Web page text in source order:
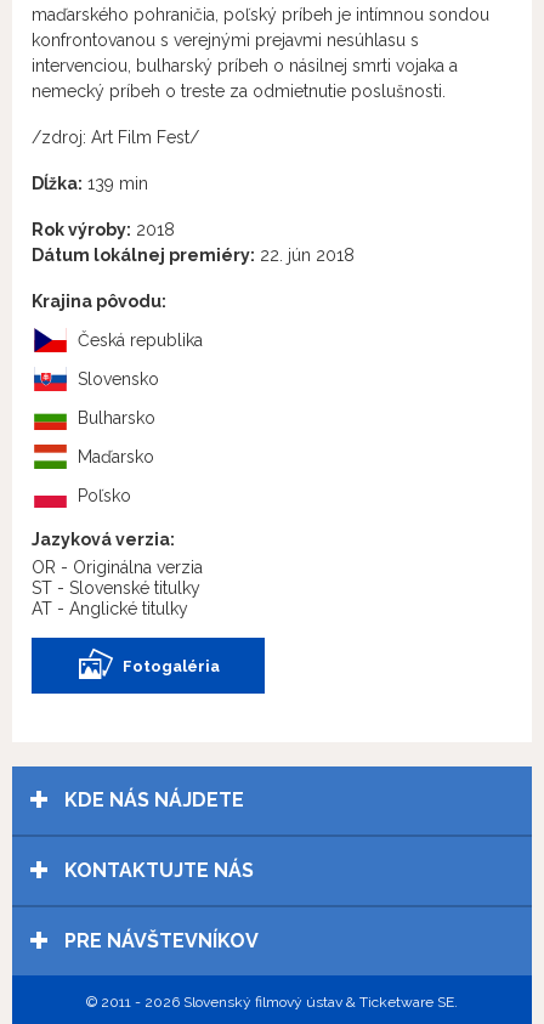
maďarského pohraničia, poľský príbeh je intímnou sondou
konfrontovanou s verejnými prejavmi nesúhlasu s
intervenciou, bulharský príbeh o násilnej smrti vojaka a
nemecký príbeh o treste za odmietnutie poslušnosti.
/zdroj: Art Film Fest/
Dĺžka: 139 min
Rok výroby: 2018
Dátum lokálnej premiéry: 22. jún 2018
Krajina pôvodu:
Česká republika
Slovensko
Bulharsko
Maďarsko
Poľsko
Jazyková verzia:
OR - Originálna verzia
ST - Slovenské titulky
AT - Anglické titulky
Fotogaléria
KDE NÁS NÁJDETE
KONTAKTUJTE NÁS
PRE NÁVŠTEVNÍKOV
© 2011 - 2026 Slovenský filmový ústav & Ticketware SE.